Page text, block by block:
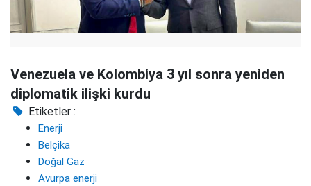
Venezuela ve Kolombiya 3 yıl sonra yeniden
diplomatik ilişki kurdu
Etiketler :
Enerji
Belçika
Doğal Gaz
Avurpa enerji